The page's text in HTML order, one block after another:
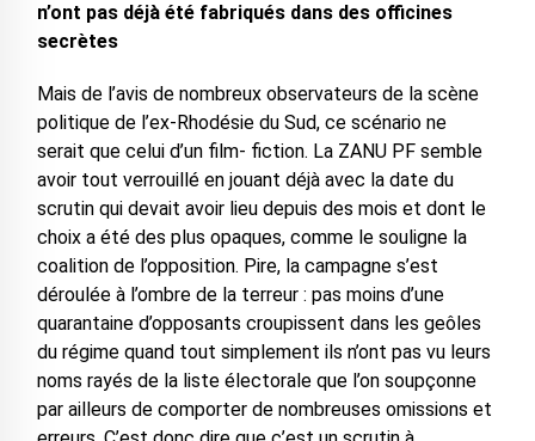
n’ont pas déjà été fabriqués dans des officines
secrètes
Mais de l’avis de nombreux observateurs de la scène
politique de l’ex-Rhodésie du Sud, ce scénario ne
serait que celui d’un film- fiction. La ZANU PF semble
avoir tout verrouillé en jouant déjà avec la date du
scrutin qui devait avoir lieu depuis des mois et dont le
choix a été des plus opaques, comme le souligne la
coalition de l’opposition. Pire, la campagne s’est
déroulée à l’ombre de la terreur : pas moins d’une
quarantaine d’opposants croupissent dans les geôles
du régime quand tout simplement ils n’ont pas vu leurs
noms rayés de la liste électorale que l’on soupçonne
par ailleurs de comporter de nombreuses omissions et